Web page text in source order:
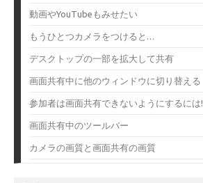
動画やYouTubeもみせたい
もうひとつカメラをつけると…
デスクトップの一部を拡大して共有
画面共有中に他のウィンドウに切り替える
参加者は画面共有できないようにするには!
画面共有中のツールバー
カメラの画質と画面共有の画質